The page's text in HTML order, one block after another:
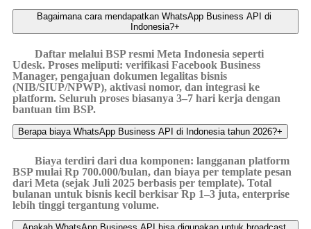
Bagaimana cara mendapatkan WhatsApp Business API di
Indonesia?+
Daftar melalui BSP resmi Meta Indonesia seperti
Udesk. Proses meliputi: verifikasi Facebook Business
Manager, pengajuan dokumen legalitas bisnis
(NIB/SIUP/NPWP), aktivasi nomor, dan integrasi ke
platform. Seluruh proses biasanya 3–7 hari kerja dengan
bantuan tim BSP.
Berapa biaya WhatsApp Business API di Indonesia tahun 2026?+
Biaya terdiri dari dua komponen: langganan platform
BSP mulai Rp 700.000/bulan, dan biaya per template pesan
dari Meta (sejak Juli 2025 berbasis per template). Total
bulanan untuk bisnis kecil berkisar Rp 1–3 juta, enterprise
lebih tinggi tergantung volume.